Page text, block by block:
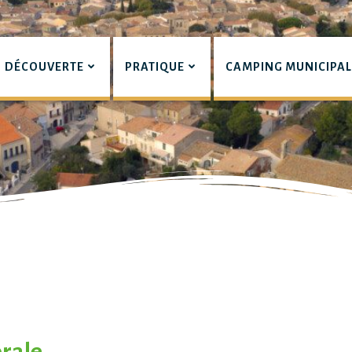
DÉCOUVERTE PRATIQUE CAMPING MUNICIPAL